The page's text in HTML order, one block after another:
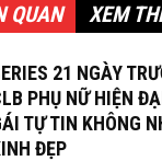
QUAN XEM
21 NGÀY
PHỤ NỮ HIỆN
TỰ TIN KHÔNG
ĐẸP